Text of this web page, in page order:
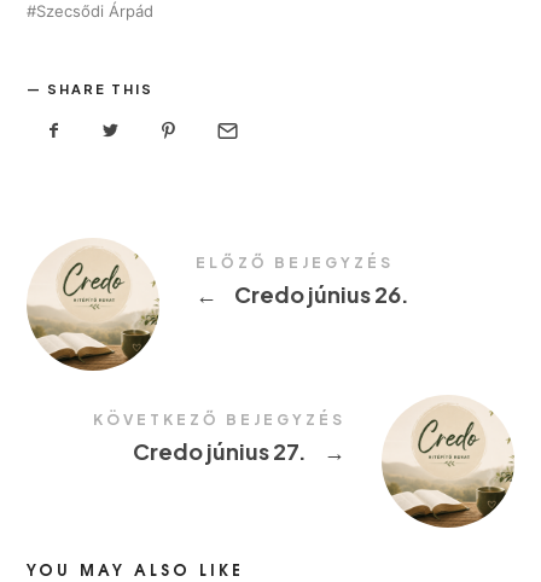
Szecsődi Árpád
SHARE THIS
ELŐZŐ BEJEGYZÉS
← Credo június 26.
KÖVETKEZŐ BEJEGYZÉS
Credo június 27. →
YOU MAY ALSO LIKE